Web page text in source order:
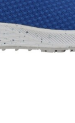
Lost password?